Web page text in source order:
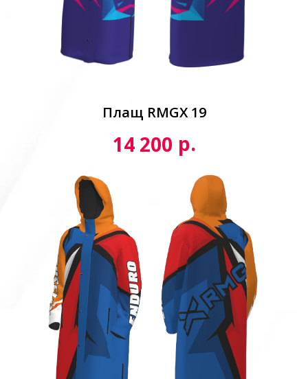
Плащ RMGX 19
14 200 р.